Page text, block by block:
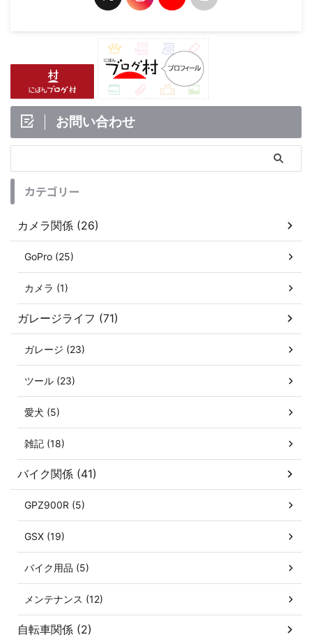
お問い合わせ
カテゴリー
カメラ関係 (26)
GoPro (25)
カメラ (1)
ガレージライフ (71)
ガレージ (23)
ツール (23)
愛犬 (5)
雑記 (18)
バイク関係 (41)
GPZ900R (5)
GSX (19)
バイク用品 (5)
メンテナンス (12)
自転車関係 (2)